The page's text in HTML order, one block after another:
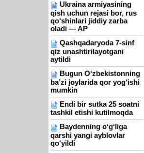
Ukraina armiyasining
qish uchun rejasi bor, rus
qo‘shinlari jiddiy zarba
oladi — AP
Qashqadaryoda 7-sinf
qiz unashtirilayotgani
aytildi
Bugun O‘zbekistonning
ba’zi joylarida qor yog‘ishi
mumkin
Endi bir sutka 25 soatni
tashkil etishi kutilmoqda
Baydenning o‘g‘liga
qarshi yangi ayblovlar
qo‘yildi